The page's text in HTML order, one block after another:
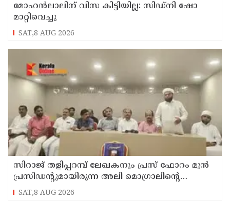
മോഹൻലാലിന് വിസ കിട്ടിയില്ല: സിഡ്നി ഷോ
മാറ്റിവെച്ചു
SAT,8 AUG 2026
സിറാജ് തളിപ്പറമ്പ് ലേഖകനും പ്രസ് ഫോറം മുൻ
പ്രസിഡൻ്റുമായിരുന്ന അലി മൊഗ്രാലിൻ്റെ
വിയോഗത്തിൽ സർവ്വകക്ഷി അനുസ്മരണം
നടത്തി
SAT,8 AUG 2026